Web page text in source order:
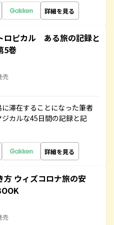
詳細を見る
ロピカル ある旅の記録と
5巻
売
滞在することになった筆者
カルな45日間の記録と記
詳細を見る
方 ウィズコロナ旅の安
売